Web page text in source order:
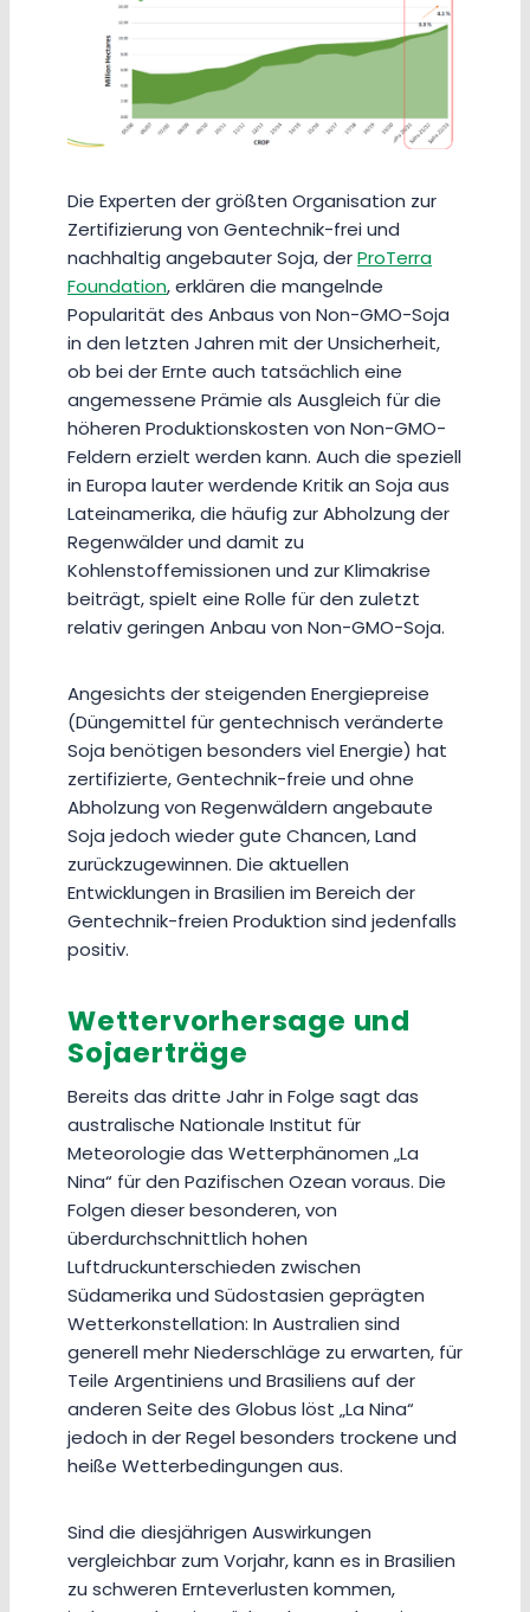
Die Experten der größten Organisation zur
Zertifizierung von Gentechnik-frei und
nachhaltig angebauter Soja, derProTerra
Foundation, erklären die mangelnde
Popularität des Anbaus von Non-GMO-Soja
in den letzten Jahren mit der Unsicherheit,
ob bei der Ernte auch tatsächlich eine
angemessene Prämie als Ausgleich für die
höheren Produktionskosten von Non-GMO-
Feldern erzielt werden kann. Auch die speziell
in Europa lauter werdende Kritik an Soja aus
Lateinamerika, die häufig zur Abholzung der
Regenwälder und damit zu
Kohlenstoffemissionen und zur Klimakrise
beiträgt, spielt eine Rolle für den zuletzt
relativ geringen Anbau von Non-GMO-Soja.
Angesichts der steigenden Energiepreise
(Düngemittel für gentechnisch veränderte
Soja benötigen besonders viel Energie) hat
zertifizierte, Gentechnik-freie und ohne
Abholzung von Regenwäldern angebaute
Soja jedoch wieder gute Chancen, Land
zurückzugewinnen. Die aktuellen
Entwicklungen in Brasilien im Bereich der
Gentechnik-freien Produktion sind jedenfalls
positiv.
Wettervorhersage und
Sojaerträge
Bereits das dritte Jahr in Folge sagt das
australische Nationale Institut für
Meteorologie das Wetterphänomen „La
Nina“ für den Pazifischen Ozean voraus. Die
Folgen dieser besonderen, von
überdurchschnittlich hohen
Luftdruckunterschieden zwischen
Südamerika und Südostasien geprägten
Wetterkonstellation: In Australien sind
generell mehr Niederschläge zu erwarten, für
Teile Argentiniens und Brasiliens auf der
anderen Seite des Globus löst „La Nina“
jedoch in der Regel besonders trockene und
heiße Wetterbedingungen aus.
Sind die diesjährigen Auswirkungen
vergleichbar zum Vorjahr, kann es in Brasilien
zu schweren Ernteverlusten kommen,